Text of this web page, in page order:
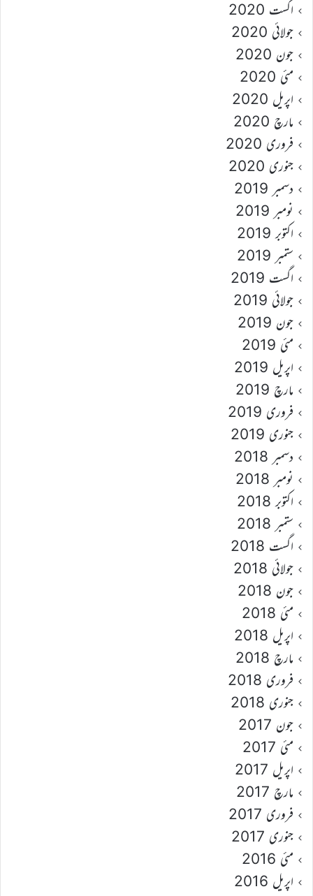
اگست 2020
جولائی 2020
جون 2020
مئی 2020
اپریل 2020
مارچ 2020
فروری 2020
جنوری 2020
دسمبر 2019
نومبر 2019
اکتوبر 2019
ستمبر 2019
اگست 2019
جولائی 2019
جون 2019
مئی 2019
اپریل 2019
مارچ 2019
فروری 2019
جنوری 2019
دسمبر 2018
نومبر 2018
اکتوبر 2018
ستمبر 2018
اگست 2018
جولائی 2018
جون 2018
مئی 2018
اپریل 2018
مارچ 2018
فروری 2018
جنوری 2018
جون 2017
مئی 2017
اپریل 2017
مارچ 2017
فروری 2017
جنوری 2017
مئی 2016
اپریل 2016